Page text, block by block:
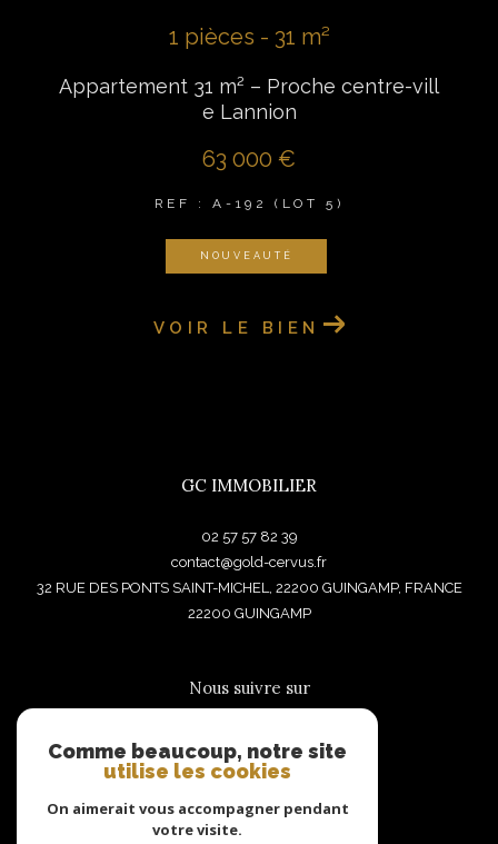
1 pièces - 31 m²
Appartement 31 m² – Proche centre-vill
e Lannion
63 000 €
REF : A-192 (LOT 5)
NOUVEAUTÉ
VOIR LE BIEN
GC IMMOBILIER
02 57 57 82 39
contact@gold-cervus.fr
32 RUE DES PONTS SAINT-MICHEL, 22200 GUINGAMP, FRANCE
22200
GUINGAMP
Nous suivre sur
Comme beaucoup, notre site
utilise les cookies
On aimerait vous accompagner pendant
votre visite.